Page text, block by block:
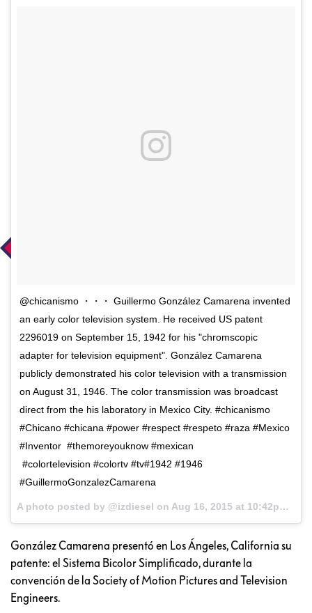
@chicanismo ・・・ Guillermo González Camarena invented
an early color television system. He received US patent
2296019 on September 15, 1942 for his "chromscopic
adapter for television equipment". González Camarena
publicly demonstrated his color television with a transmission
on August 31, 1946. The color transmission was broadcast
direct from the his laboratory in Mexico City. #chicanismo
#Chicano #chicana #power #respect #respeto #raza #Mexico
#Inventor #themoreyouknow #mexican
#colortelevision #colortv #tv#1942 #1946
#GuillermoGonzalezCamarena
A photo posted by @izdiesel on Aug 16, 2015 at 10:42pm PDT
González Camarena presentó en Los Ángeles, California su
patente: el Sistema Bicolor Simplificado, durante la
convención de la Society of Motion Pictures and Television
Engineers.